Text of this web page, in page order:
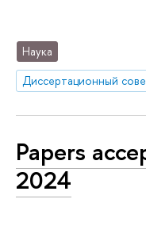
Наука
Papers
2024